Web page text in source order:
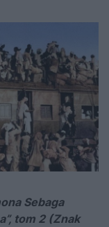
Sebaga
tom 2 (Znak